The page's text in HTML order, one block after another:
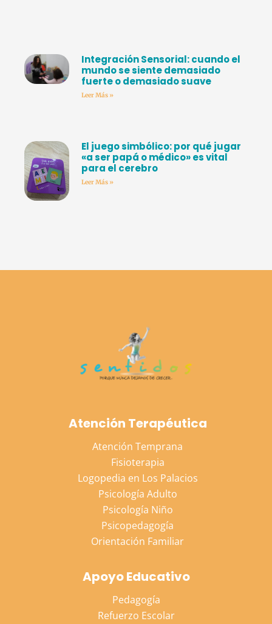
Integración Sensorial: cuando el
mundo se siente demasiado
fuerte o demasiado suave
Leer Más »
El juego simbólico: por qué jugar
«a ser papá o médico» es vital
para el cerebro
Leer Más »
Atención Terapéutica
Atención Temprana
Fisioterapia
Logopedia en Los Palacios
Psicología Adulto
Psicología Niño
Psicopedagogía
Orientación Familiar
Apoyo Educativo
Pedagogía
Refuerzo Escolar